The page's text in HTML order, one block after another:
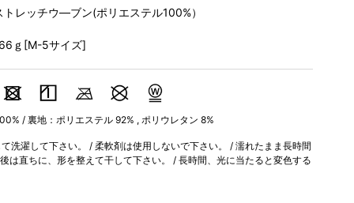
トレッチウ―ブン(ポリエステル100%）
ｇ[M-5サイズ]
/ 裏地：ポリエステル 92% , ポリウレタン 8%
洗濯して下さい。 / 柔軟剤は使用しないで下さい。 / 濡れたまま長時間
は直ちに、形を整えて干して下さい。 / 長時間、光に当たると変色する